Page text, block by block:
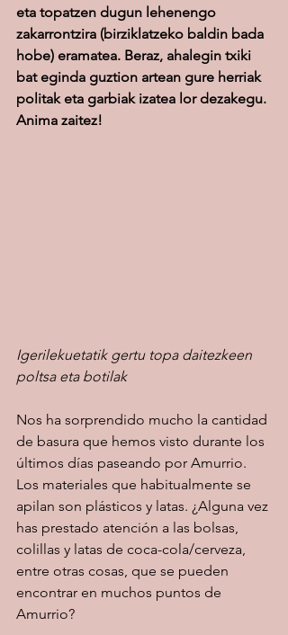
eta topatzen dugun lehenengo
zakarrontzira (birziklatzeko baldin bada
hobe) eramatea. Beraz, ahalegin txiki
bat eginda guztion artean gure herriak
politak eta garbiak izatea lor dezakegu.
Anima zaitez!
Igerilekuetatik gertu topa daitezkeen
poltsa eta botilak
Nos ha sorprendido mucho la cantidad
de basura que hemos visto durante los
últimos días paseando por Amurrio.
Los materiales que habitualmente se
apilan son plásticos y latas. ¿Alguna vez
has prestado atención a las bolsas,
colillas y latas de coca-cola/cerveza,
entre otras cosas, que se pueden
encontrar en muchos puntos de
Amurrio?